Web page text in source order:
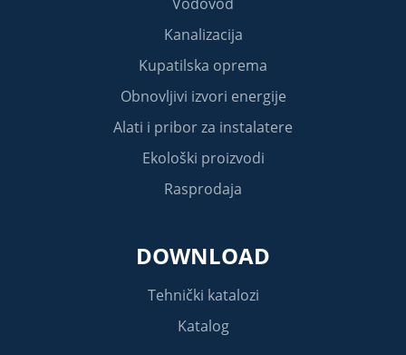
Kanalizacija
Kupatilska oprema
Obnovljivi izvori energije
Alati i pribor za instalatere
Ekološki proizvodi
Rasprodaja
DOWNLOAD
Tehnički katalozi
Katalog